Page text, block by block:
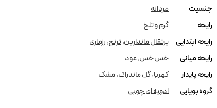
جنسیت
مردانه
رایحه
گرم و تلخ
رایحه ابتدایی
پرتقال ماندارین,ترنج,رزماری
رایحه میانی
خس خس,عود
رایحه پایدار
کهربا,گل ماندراک,مشک
گروه بویایی
ادویه ای چوبی